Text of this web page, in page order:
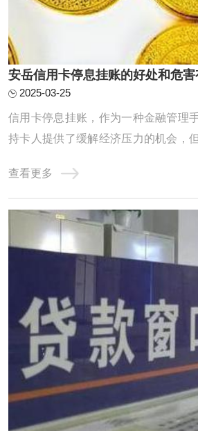
安岳信用卡停息挂账的好处和危害
2025-03-25
信用卡停息挂账，作为一种金融管理
持卡人提供了缓解经济压力的机会，
信用卡停息挂账的首要好处是暂时减
在面临生活突发事件、收支不平衡或
挂账可以延迟部分信用卡还款，使持
查看更多